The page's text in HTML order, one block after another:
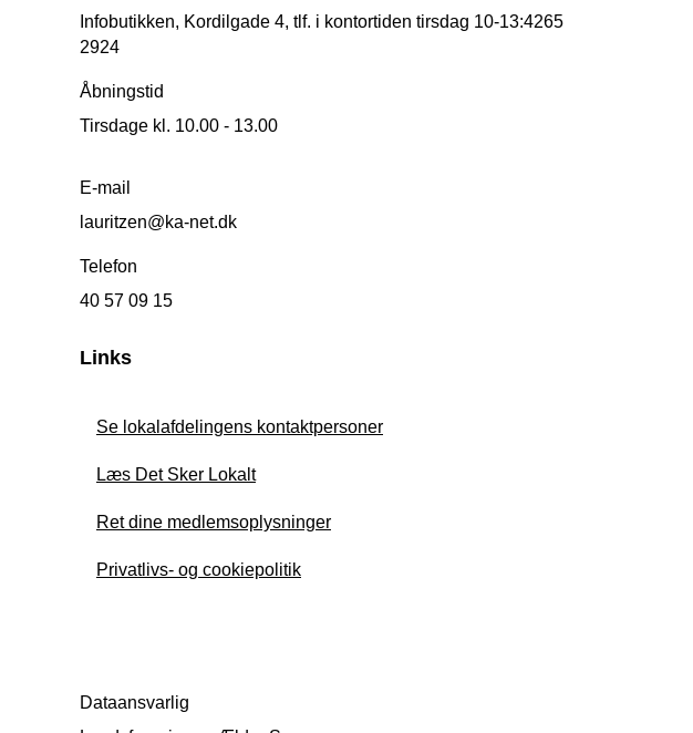
Infobutikken, Kordilgade 4, tlf. i kontortiden tirsdag 10-13:4265
2924
Åbningstid
Tirsdage kl. 10.00 - 13.00
E-mail
lauritzen@ka-net.dk
Telefon
40 57 09 15
Links
Se lokalafdelingens kontaktpersoner
Læs Det Sker Lokalt
Ret dine medlemsoplysninger
Privatlivs- og cookiepolitik
Dataansvarlig